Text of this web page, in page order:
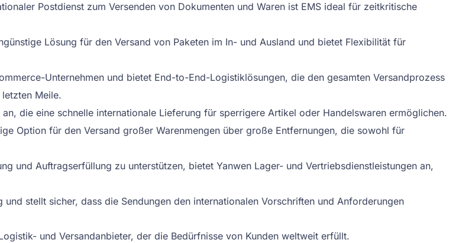
Postdienst zum Versenden von Dokumenten und Waren ist EMS ideal für zeitkritische
Lösung für den Versand von Paketen im In- und Ausland und bietet Flexibilität für
Unternehmen und bietet End-to-End-Logistiklösungen, die den gesamten Versandprozess
Meile.
die eine schnelle internationale Lieferung für sperrigere Artikel oder Handelswaren ermöglichen.
Option für den Versand großer Warenmengen über große Entfernungen, die sowohl für
und Auftragserfüllung zu unterstützen, bietet Yanwen Lager- und Vertriebsdienstleistungen an,
stellt sicher, dass die Sendungen den internationalen Vorschriften und Anforderungen
und Versandanbieter, der die Bedürfnisse von Kunden weltweit erfüllt.